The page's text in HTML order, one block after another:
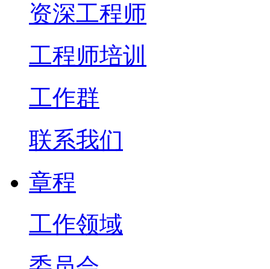
资深工程师
工程师培训
工作群
联系我们
章程
工作领域